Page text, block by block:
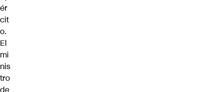
ér
cit
o.
El
mi
nis
tro
de